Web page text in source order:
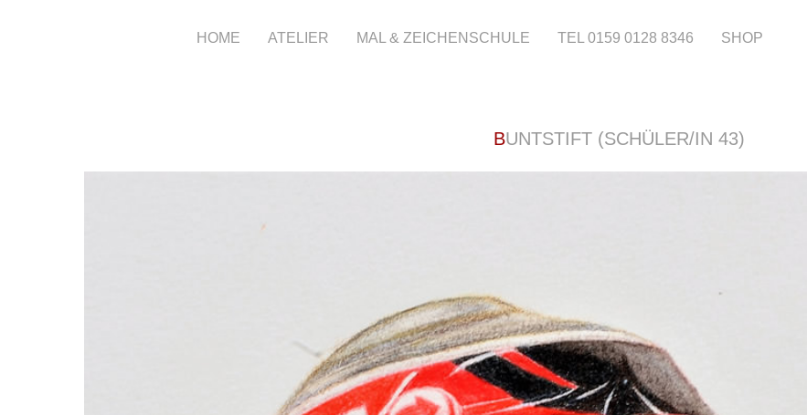
HOME ATELIER MAL & ZEICHENSCHULE TEL 0159 0128 8346 SHOP
BUNTSTIFT (SCHÜLER/IN 43)